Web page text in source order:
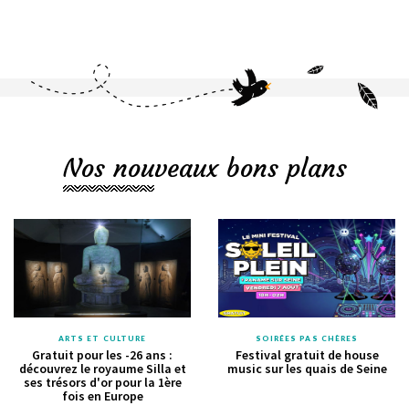
Nos nouveaux bons plans
ARTS ET CULTURE
Gratuit pour les -26 ans :
découvrez le royaume Silla et
ses trésors d'or pour la 1ère
fois en Europe
SOIRÉES PAS CHÈRES
Festival gratuit de house
music sur les quais de Seine